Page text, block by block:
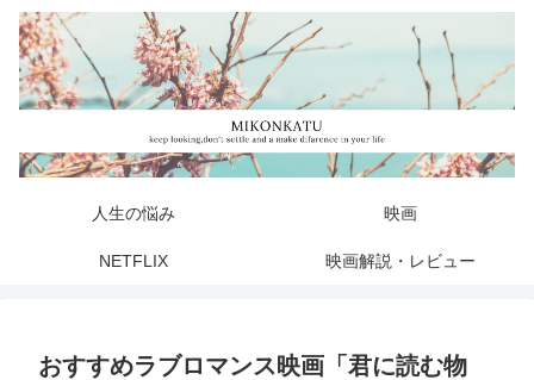
人生の悩み 映画
NETFLIX 映画解説・レビュー
おすすめラブロマンス映画「君に読む物